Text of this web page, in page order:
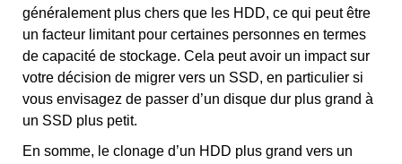
généralement plus chers que les HDD, ce qui peut être
un facteur limitant pour certaines personnes en termes
de capacité de stockage. Cela peut avoir un impact sur
votre décision de migrer vers un SSD, en particulier si
vous envisagez de passer d’un disque dur plus grand à
un SSD plus petit.
En somme, le clonage d’un HDD plus grand vers un